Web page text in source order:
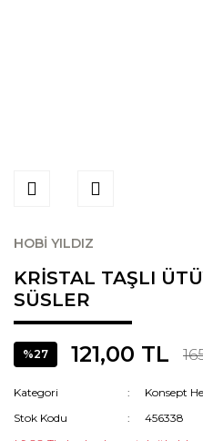
HOBİ YILDIZ
KRİSTAL TAŞLI
SÜSLER
%27 121,00 TL
Kategori
Konsept
Stok Kodu
456338